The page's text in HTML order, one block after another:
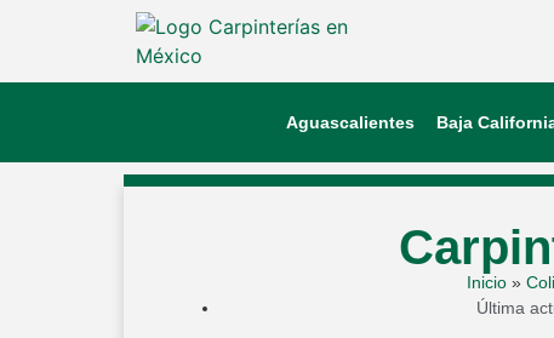
Aguascalientes Baja
Inicio »
Última